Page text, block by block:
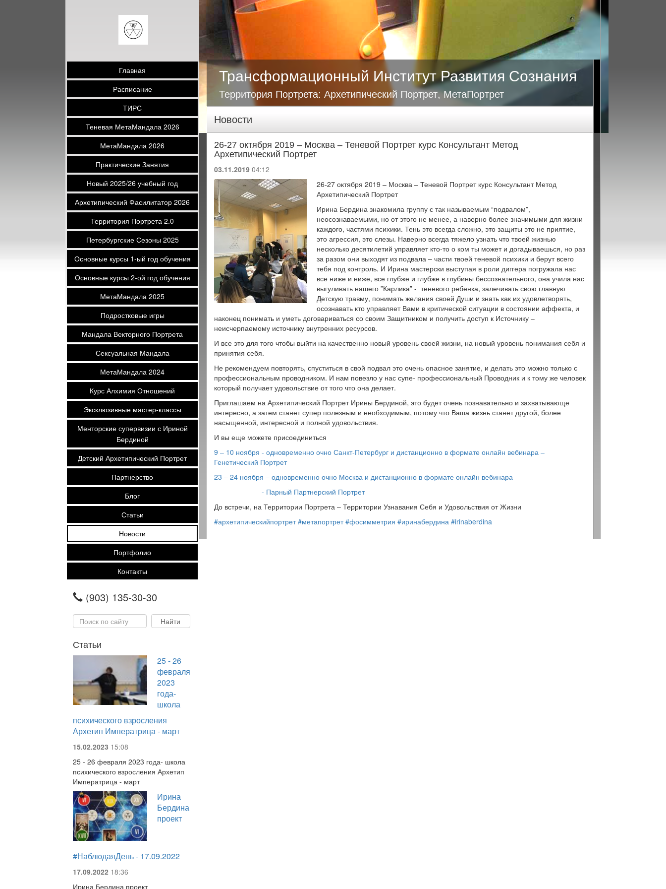
Главная
Расписание
ТИРС
Теневая МетаМандала 2026
МетаМандала 2026
Практические Занятия
Новый 2025/26 учебный год
Архетипический Фасилитатор 2026
Территория Портрета 2.0
Петербургские Сезоны 2025
Основные курсы 1-ый год обучения
Основные курсы 2-ой год обучения
МетаМандала 2025
Подростковые игры
Мандала Векторного Портрета
Сексуальная Мандала
МетаМандала 2024
Курс Алхимия Отношений
Эксклюзивные мастер-классы
Менторские супервизии с Ириной
Бердиной
Детский Архетипический Портрет
Партнерство
Блог
Статьи
Новости
Портфолио
Контакты
(903) 135-30-30
Статьи
25 - 26
февраля
2023
года-
школа
психического взросления
Архетип Императрица - март
15.02.2023 15:08
25 - 26 февраля 2023 года- школа
психического взросления Архетип
Императрица - март
Ирина
Бердина
проект
#НаблюдаяДень - 17.09.2022
17.09.2022 18:36
Ирина Бердина проект
Трансформационный Институт Развития Сознания
Территория Портрета: Архетипический Портрет, МетаПортрет
Новости
26-27 октября 2019 – Москва – Теневой Портрет курс Консультант Метод
Архетипический Портрет
03.11.2019 04:12
26-27 октября 2019 – Москва – Теневой Портрет курс Консультант Метод
Архетипический Портрет
Ирина Бердина знакомила группу с так называемым “подвалом”,
неосознаваемыми, но от этого не менее, а наверно более значимыми для жизни
каждого, частями психики. Тень это всегда сложно, это защиты это не приятие,
это агрессия, это слезы. Наверно всегда тяжело узнать что твоей жизнью
несколько десятилетий управляет кто-то о ком ты может и догадываешься, но раз
за разом они выходят из подвала – части твоей теневой психики и берут всего
тебя под контроль. И Ирина мастерски выступая в роли диггера погружала нас
все ниже и ниже, все глубже и глубже в глубины бессознательного, она учила нас
выгуливать нашего ”Карлика” - теневого ребенка, залечивать свою главную
Детскую травму, понимать желания своей Души и знать как их удовлетворять,
осознавать кто управляет Вами в критической ситуации в состоянии аффекта, и
наконец понимать и уметь договариваться со своим Защитником и получить доступ к Источнику –
неисчерпаемому источнику внутренних ресурсов.
И все это для того чтобы выйти на качественно новый уровень своей жизни, на новый уровень понимания себя и
принятия себя.
Не рекомендуем повторять, спуститься в свой подвал это очень опасное занятие, и делать это можно только с
профессиональным проводником. И нам повезло у нас супе- профессиональный Проводник и к тому же человек
который получает удовольствие от того что она делает.
Приглашаем на Архетипический Портрет Ирины Бердиной, это будет очень познавательно и захватывающе
интересно, а затем станет супер полезным и необходимым, потому что Ваша жизнь станет другой, более
насыщенной, интересной и полной удовольствия.
И вы еще можете присоединиться
9 – 10 ноября - одновременно очно Санкт-Петербург и дистанционно в формате онлайн вебинара –
Генетический Портрет
23 – 24 ноября – одновременно очно Москва и дистанционно в формате онлайн вебинара
- Парный Партнерский Портрет
До встречи, на Территории Портрета – Территории Узнавания Себя и Удовольствия от Жизни
#архетипическийпортрет #метапортрет #фосимметрия #иринабердина #irinaberdina